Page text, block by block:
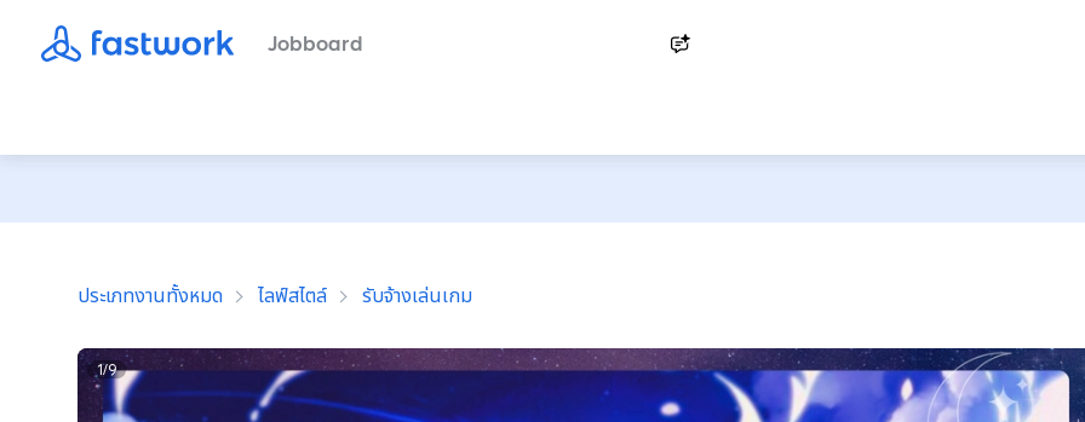
Jobboard
ประเภทงานทั้งหมด ไลฟ์สไตล์ รับจ้างเล่นเกม
1/9